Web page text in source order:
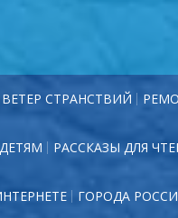
ВЕТЕР СТРАНСТВИЙ
ДЕТЯМ РАССКАЗЫ ДЛЯ
ГОРОДА